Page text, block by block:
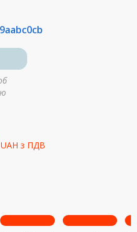
UAH з ПДВ